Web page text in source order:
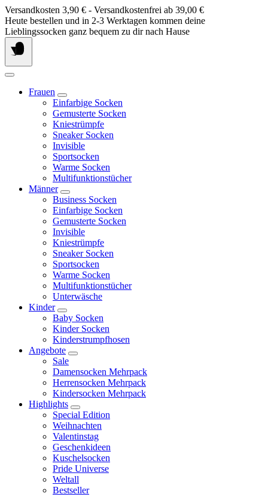
Springe
zum
Inhalt
Versandkosten 3,90 € - Versandkostenfrei ab 39,00 €
Heute bestellen und in 2-3 Werktagen kommen deine
Lieblingssocken ganz bequem zu dir nach Hause
Frauen
Einfarbige Socken
Gemusterte Socken
Kniestrümpfe
Sneaker Socken
Invisible
Sportsocken
Warme Socken
Multifunktionstücher
Männer
Business Socken
Einfarbige Socken
Gemusterte Socken
Invisible
Kniestrümpfe
Sneaker Socken
Sportsocken
Warme Socken
Multifunktionstücher
Unterwäsche
Kinder
Baby Socken
Kinder Socken
Kinderstrumpfhosen
Angebote
Sale
Damensocken Mehrpack
Herrensocken Mehrpack
Kindersocken Mehrpack
Highlights
Special Edition
Weihnachten
Valentinstag
Geschenkideen
Kuschelsocken
Pride Universe
Weltall
Bestseller